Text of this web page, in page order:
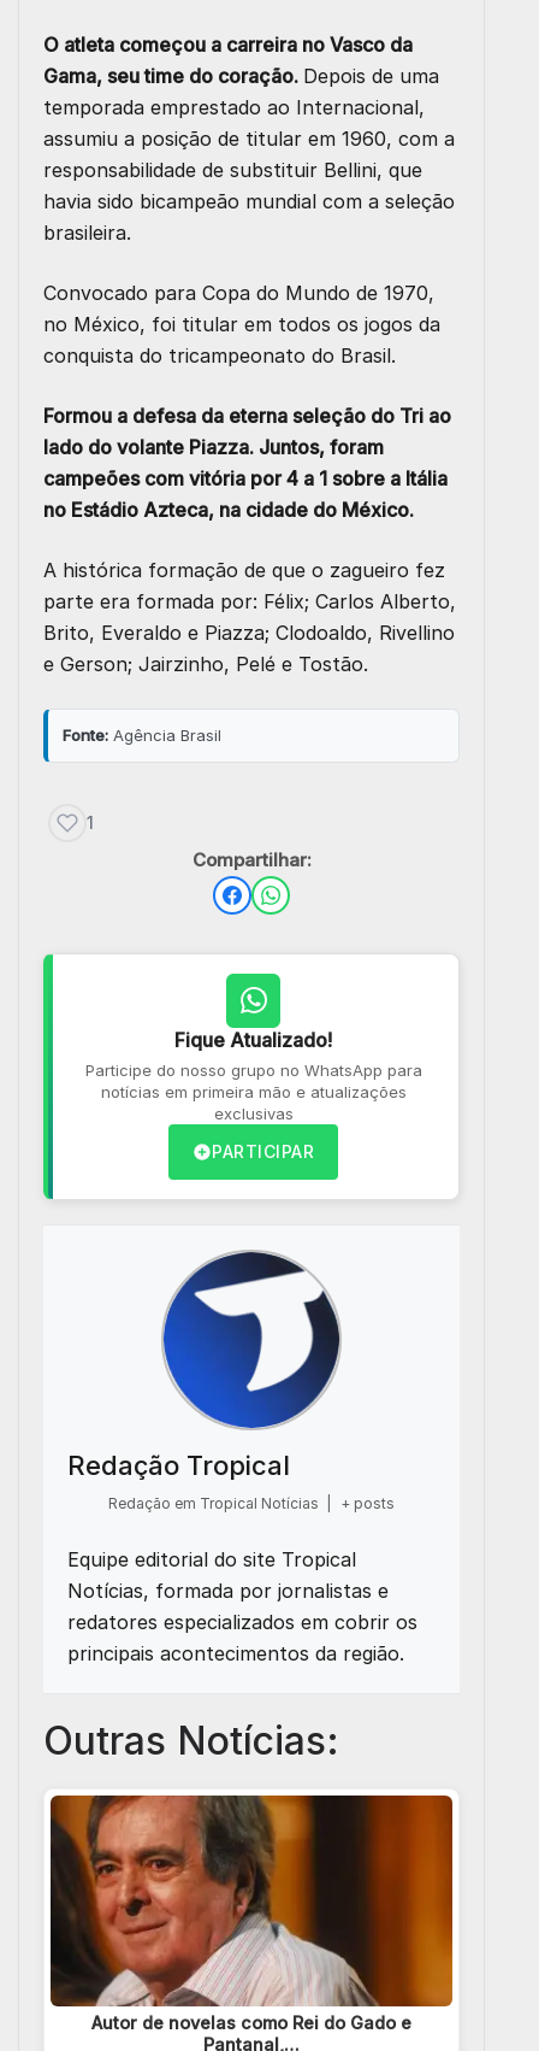
O atleta começou a carreira no Vasco da
Gama, seu time do coração. Depois de uma
temporada emprestado ao Internacional,
assumiu a posição de titular em 1960, com a
responsabilidade de substituir Bellini, que
havia sido bicampeão mundial com a seleção
brasileira.
Convocado para Copa do Mundo de 1970,
no México, foi titular em todos os jogos da
conquista do tricampeonato do Brasil.
Formou a defesa da eterna seleção do Tri ao
lado do volante Piazza. Juntos, foram
campeões com vitória por 4 a 1 sobre a Itália
no Estádio Azteca, na cidade do México.
A histórica formação de que o zagueiro fez
parte era formada por: Félix; Carlos Alberto,
Brito, Everaldo e Piazza; Clodoaldo, Rivellino
e Gerson; Jairzinho, Pelé e Tostão.
Fonte: Agência Brasil
1
Compartilhar:
Fique Atualizado!
Participe do nosso grupo no WhatsApp para
notícias em primeira mão e atualizações
exclusivas
PARTICIPAR
Redação Tropical
Redação em Tropical Notícias + posts
Equipe editorial do site Tropical
Notícias, formada por jornalistas e
redatores especializados em cobrir os
principais acontecimentos da região.
Outras Notícias:
Autor de novelas como Rei do Gado e
Pantanal,…